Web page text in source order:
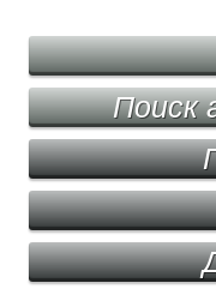
Поиск